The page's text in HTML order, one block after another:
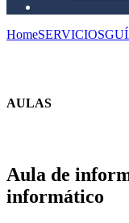
HomeSERVICIOS
AULAS
Aula de
informático